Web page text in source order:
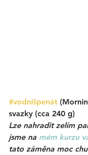
#vodníšpenát
svazky (cca 240 g)
Lze nahradit zelím
jsme na mém kurzu
tato záměna moc